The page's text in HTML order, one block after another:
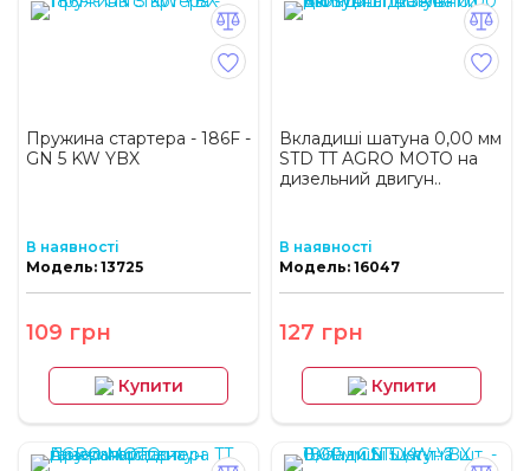
Пружина стартера - 186F -
GN 5 KW YBX
В наявності
Модель: 13725
109 грн
Купити
Вкладиші шатуна 0,00 мм
STD TT AGRO MOTO на
дизельний двигун..
В наявності
Модель: 16047
127 грн
Купити